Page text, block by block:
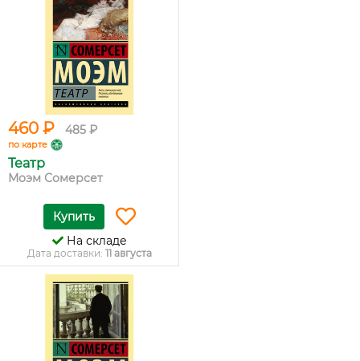
460 ₽ 485 ₽
по карте
Театр
Моэм Сомерсет
Купить
На складе
Дата доставки: 11 августа